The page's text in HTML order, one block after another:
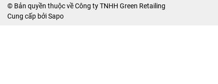
© Bản quyền thuộc vềCông ty TNHH Green Retailing
Cung cấp bởiSapo